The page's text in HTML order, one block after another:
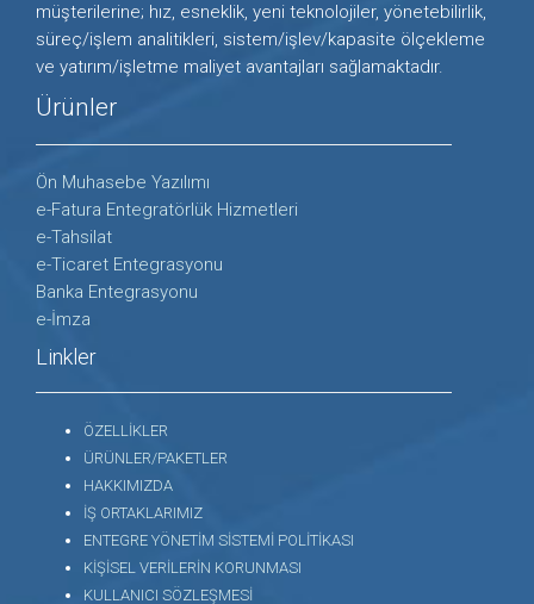
müşterilerine; hız, esneklik, yeni teknolojiler, yönetebilirlik,
süreç/işlem analitikleri, sistem/işlev/kapasite ölçekleme
ve yatırım/işletme maliyet avantajları sağlamaktadır.
Ürünler
Ön Muhasebe Yazılımı
e-Fatura Entegratörlük Hizmetleri
e-Tahsilat
e-Ticaret Entegrasyonu
Banka Entegrasyonu
e-İmza
Linkler
ÖZELLİKLER
ÜRÜNLER/PAKETLER
HAKKIMIZDA
İŞ ORTAKLARIMIZ
ENTEGRE YÖNETİM SİSTEMİ POLİTİKASI
KİŞİSEL VERİLERİN KORUNMASI
KULLANICI SÖZLEŞMESİ